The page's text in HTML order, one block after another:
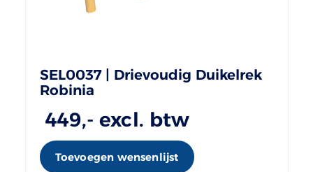
SEL0037 | Drievoudig Duikelrek
Robinia
449,- excl. btw
Toevoegen wensenlijst